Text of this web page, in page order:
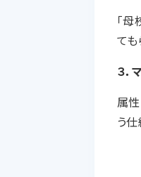
「
ても
３
属
う仕